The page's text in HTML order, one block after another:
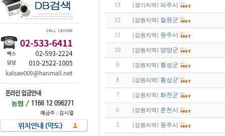
13 [경기지역] 파주시
12 [강원지역] 철원군
11 [강원지역] 원주시
10 [강원지역] 양양군
9 [강원지역] 횡성군
8 [강원지역] 횡성군
7 [강원지역] 화천군
6 [강원지역] 춘천시
5 [강원지역] 원주시